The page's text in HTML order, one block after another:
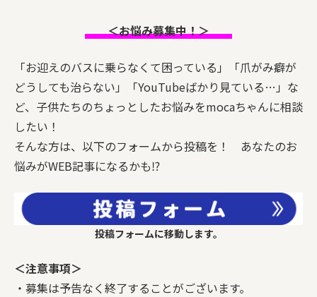
＜お悩み募集中！＞
「お迎えのバスに乗らなくて困っている」「爪がみ癖が
どうしても治らない」「YouTubeばかり見ている…」な
ど、子供たちのちょっとしたお悩みをmocaちゃんに相談
したい！
そんな方は、以下のフォームから投稿を！ あなたのお
悩みがWEB記事になるかも⁉
投稿フォームに移動します。
＜注意事項＞
・募集は予告なく終了することがございます。